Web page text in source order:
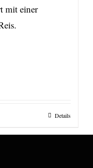
mit einer
Details